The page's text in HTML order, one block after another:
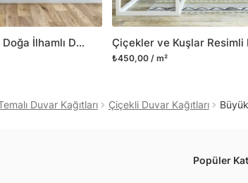
İlkbahar Çiçekleri Doğa İlhamlı Duvar Kağıdı, Renkli Çiçek Desenli Modern Ev Dekoru için Duvar Posteri
₺450,00 / m²
Duvar Kağıtları Çiçekli Duvar Kağıtları
Popüler